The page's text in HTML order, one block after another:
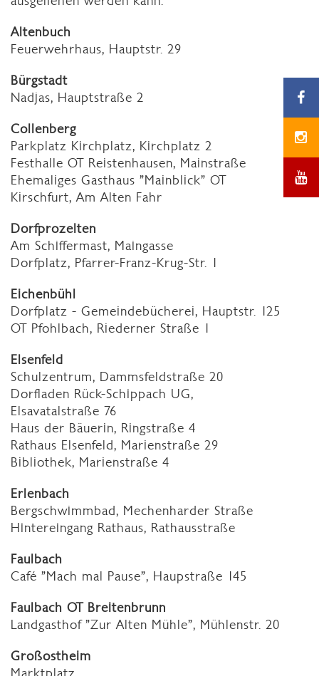
Altenbuch
Feuerwehrhaus, Hauptstr. 29
Bürgstadt
Nadjas, Hauptstraße 2
Collenberg
Parkplatz Kirchplatz, Kirchplatz 2
Festhalle OT Reistenhausen, Mainstraße
Ehemaliges Gasthaus "Mainblick" OT
Kirschfurt, Am Alten Fahr
Dorfprozelten
Am Schiffermast, Maingasse
Dorfplatz, Pfarrer-Franz-Krug-Str. 1
Eichenbühl
Dorfplatz - Gemeindebücherei, Hauptstr. 125
OT Pfohlbach, Riederner Straße 1
Elsenfeld
Schulzentrum, Dammsfeldstraße 20
Dorfladen Rück-Schippach UG,
Elsavatalstraße 76
Haus der Bäuerin, Ringstraße 4
Rathaus Elsenfeld, Marienstraße 29
Bibliothek, Marienstraße 4
Erlenbach
Bergschwimmbad, Mechenharder Straße
Hintereingang Rathaus, Rathausstraße
Faulbach
Café "Mach mal Pause", Haupstraße 145
Faulbach OT Breitenbrunn
Landgasthof "Zur Alten Mühle", Mühlenstr. 20
Großostheim